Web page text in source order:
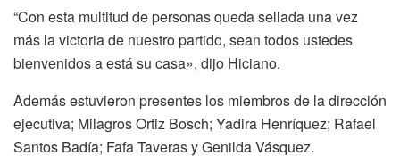
“Con esta multitud de personas queda sellada una vez
más la victoria de nuestro partido, sean todos ustedes
bienvenidos a está su casa», dijo Hiciano.
Además estuvieron presentes los miembros de la dirección
ejecutiva; Milagros Ortiz Bosch; Yadira Henríquez; Rafael
Santos Badía; Fafa Taveras y Genilda Vásquez.